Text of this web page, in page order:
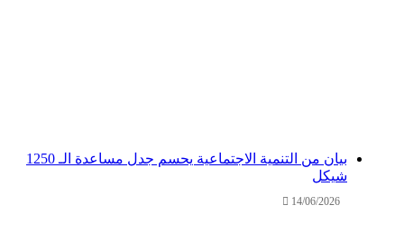
بيان من التنمية الاجتماعية يحسم جدل مساعدة الـ 1250
شيكل
14/06/2026